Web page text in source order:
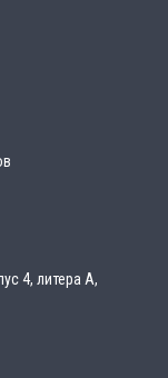
4, литера А,